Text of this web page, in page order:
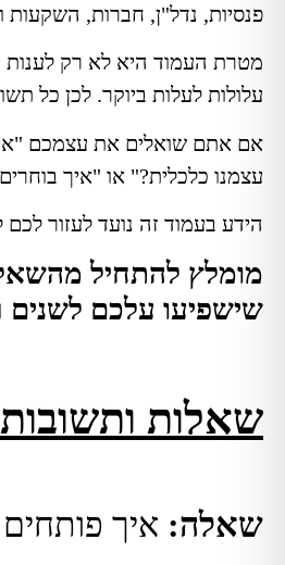
פנסיות, נדל"ן, חברות, השקעות
מטרת העמוד היא לא רק לענות
עלולות לעלות ביוקר. לכן כל
אם אתם שואלים את עצמכם
עצמנו כלכלית?" או "איך
הידע בעמוד זה נועד לעזור
מומלץ להתחיל
שישפיעו עלכם לשנים
שאלות
שאלה: איך